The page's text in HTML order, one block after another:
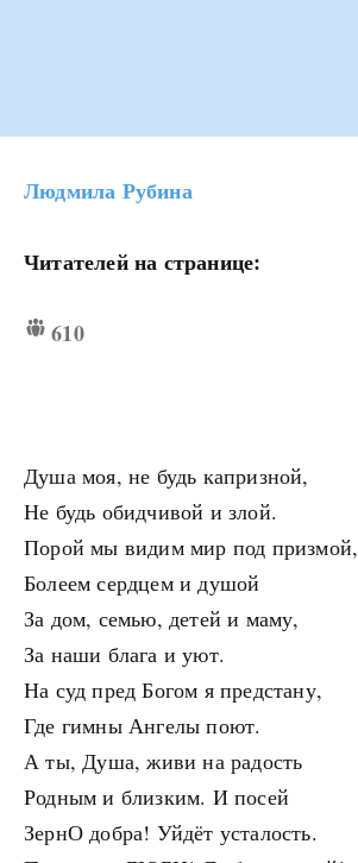
Людмила Рубина
Читателей на странице:
610
Душа моя, не будь капризной,
Не будь обидчивой и злой.
Порой мы видим мир под призмой,
Болеем сердцем и душой
За дом, семью, детей и маму,
За наши блага и уют.
На суд пред Богом я предстану,
Где гимны Ангелы поют.
А ты, Душа, живи на радость
Родным и близким. И посей
ЗернО добра! Уйдёт усталость.